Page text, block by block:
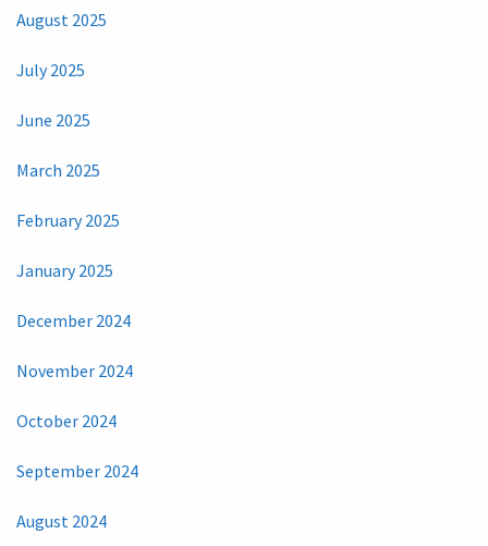
August 2025
July 2025
June 2025
March 2025
February 2025
January 2025
December 2024
November 2024
October 2024
September 2024
August 2024